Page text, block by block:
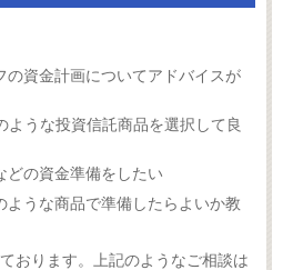
の資金計画についてアドバイスが
ような投資信託商品を選択して良
どの資金準備をしたい
ような商品で準備したらよいか教
おります。上記のようなご相談は